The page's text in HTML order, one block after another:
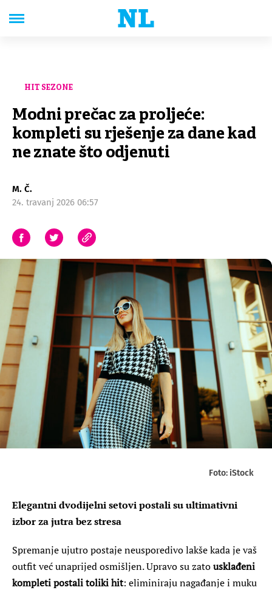
HIT SEZONE
Modni prečac za proljeće:
kompleti su rješenje za dane kad
ne znate što odjenuti
M. Č.
24. travanj 2026 06:57
Foto: iStock
Elegantni dvodijelni setovi postali su ultimativni
izbor za jutra bez stresa
Spremanje ujutro postaje neusporedivo lakše kada je vaš
outfit već unaprijed osmišljen. Upravo su zatousklađeni
kompleti postali toliki hit: eliminiraju nagađanje i muku